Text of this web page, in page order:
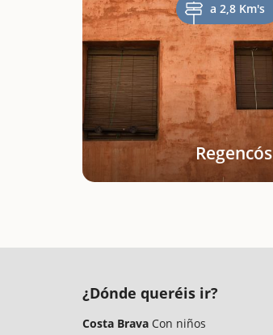
a 2,8 Km's
Regencós
¿Dónde queréis ir?
Costa Brava Con niños